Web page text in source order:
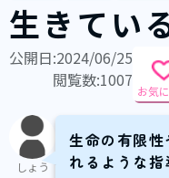
生きてい
公開日:2024/06/25
閲覧数:1007
お気
しょう
生命の有限
れるような指